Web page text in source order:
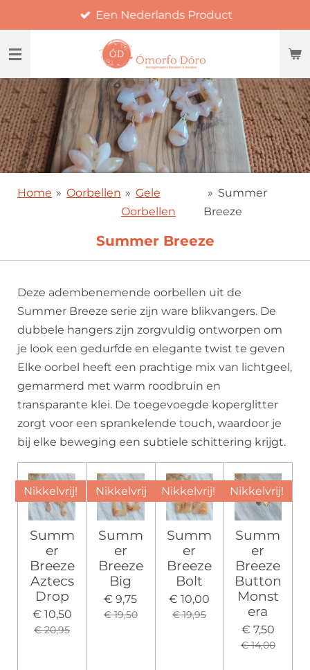
naar
hoofdinhoud
Een Nederlands Product
Home » Oorbellen » Gele
Oorbellen
» Summer
Breeze
Summer Breeze
Deze adembenemende oorbellen uit de
Summer Breeze serie zijn ware blikvangers. De
dubbele hangers zijn zorgvuldig ontworpen om
je look een gedurfde en elegante twist te geven
Elke oorbel heeft een prachtige mix van lichtgeel,
gemarmerd met warm roodbruin en
transparante klei. De toegevoegde koperglitter
zorgt voor een sprankelende touch, waardoor je
bij elke beweging een subtiele schittering krijgt.
Nikkelvrij!
Summ
er
Breeze
Aztecs
Drop
€ 10,50
€ 20,95
Nikkelvrij
Summ
er
Breeze
Big
€ 9,75
€ 19,50
Nikkelvrij!
Summ
er
Breeze
Bolt
€ 10,00
€ 19,95
Nikkelvrij!
Summ
er
Breeze
Button
Monst
era
€ 7,50
€ 14,00